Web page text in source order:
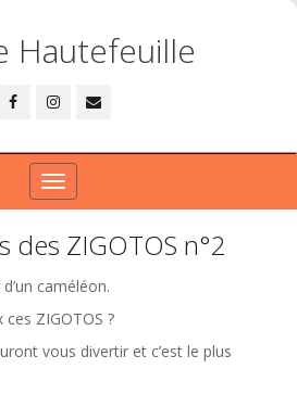
Hautefeuille
Toggle
navigation
des ZIGOTOS n°2
caméléon.
ZIGOTOS ?
vous divertir et c’est le plus